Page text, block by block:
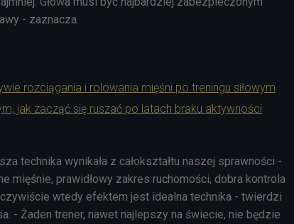
- zaznacza.
rozciągania i rolowania mięśni po treningu siłowym
jak zacząć się ruszać po latach braku aktywności
technika wynikała z całokształtu naszej sprawności -
mięśnie, prawidłowy zakres ruchomości, dobra kontrola
wtedy efektem jest idealna technika - twierdzi
- Żaden trener, nawet najlepszy na świecie, nie będzie